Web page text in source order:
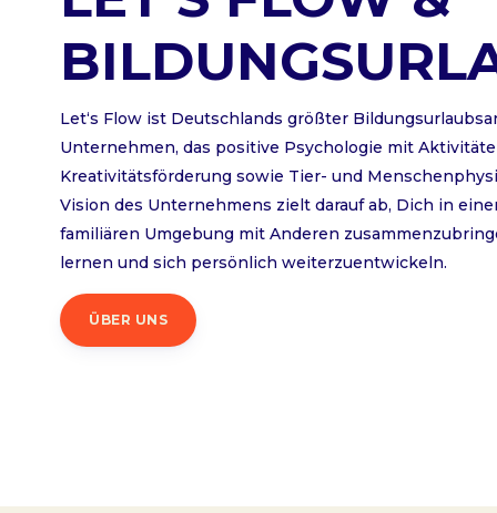
Let‘s Flow ist Deutschlands größter
Unternehmen, das positive Psychologie mit
Kreativitätsförderung sowie Tier- und
Vision des Unternehmens zielt darauf ab, Dich in
familiären Umgebung mit Anderen
lernen und sich persönlich weiterzuentwickeln.
ÜBER UNS